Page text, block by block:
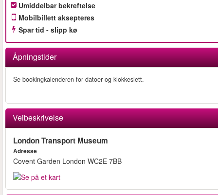
Umiddelbar bekreftelse
Mobilbillett aksepteres
Spar tid - slipp kø
Åpningstider
Se bookingkalenderen for datoer og klokkeslett.
Veibeskrivelse
London Transport Museum
Adresse
Covent Garden London WC2E 7BB